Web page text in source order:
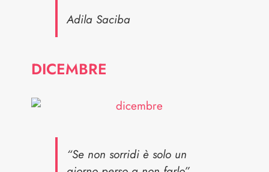
Adila Saciba
DICEMBRE
“Se non sorridi è solo un